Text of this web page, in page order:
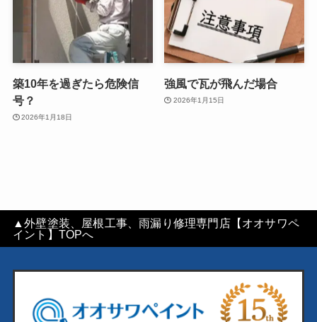
築10年を過ぎたら危険信
号？
2026年1月18日
強風で瓦が飛んだ場合
2026年1月15日
▲外壁塗装、屋根工事、雨漏り修理専門店【オオサワペ
イント】TOPへ